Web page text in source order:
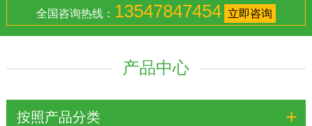
全国咨询热线： 13547847454 立即咨询
产品中心
按照产品分类 +